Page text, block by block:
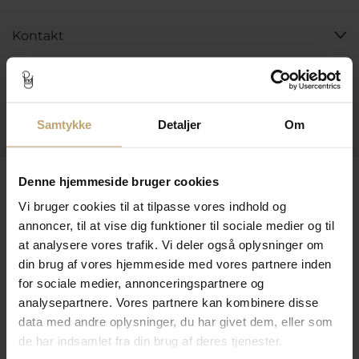
Samtykke Detaljer Om
Denne hjemmeside bruger cookies
Vi bruger cookies til at tilpasse vores indhold og
annoncer, til at vise dig funktioner til sociale medier og til
at analysere vores trafik. Vi deler også oplysninger om
din brug af vores hjemmeside med vores partnere inden
for sociale medier, annonceringspartnere og
analysepartnere. Vores partnere kan kombinere disse
data med andre oplysninger, du har givet dem, eller som
de har indsamlet fra din brug af deres tjenester.
Kontakt
Praktiske Sider
Leveringsmuligheder
Betalingsmuligheder
Sikker Og Tryg E-Handel